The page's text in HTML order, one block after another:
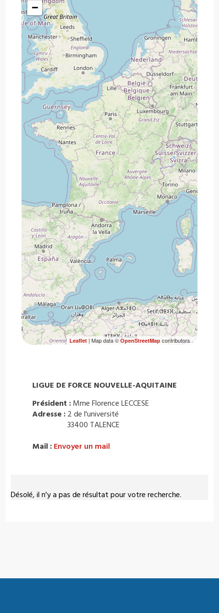
Désolé, il n'y a pas de résultat pour votre recherche.
−
Leaflet| Map data ©OpenStreetMapcontributors
LIGUE DE FORCE NOUVELLE-AQUITAINE
Président : Mme Florence LECCESE
Adresse : 2 de l'université
33400 TALENCE
Mail : Envoyer un mail